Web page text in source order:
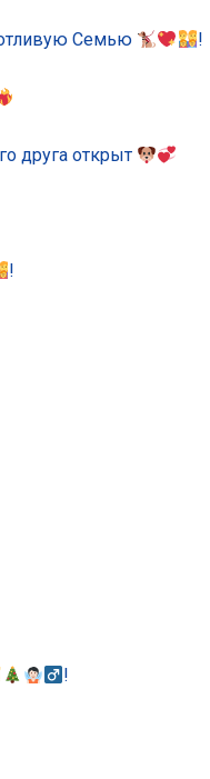
Семью !
друга открыт
!
!